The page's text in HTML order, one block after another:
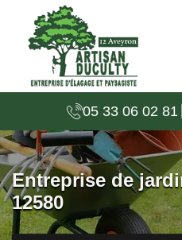
05 33 06 02 81
Entreprise de
12580